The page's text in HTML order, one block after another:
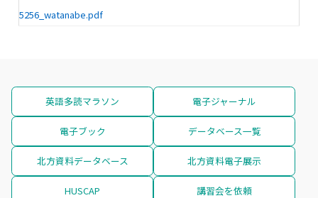
5256_watanabe.pdf
英語多読マラソン 電子ジャーナル
電子ブック データベース一覧
北方資料データベース 北方資料電子展示
HUSCAP 講習会を依頼